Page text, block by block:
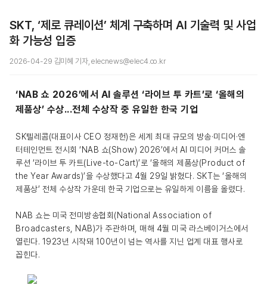
SKT, ‘제로 큐레이션’ 체계 구축하며 AI 기술력 및 사업
화 가능성 입증
2026-04-29 김미혜 기자, elecnews@elec4.co.kr
‘NAB 쇼 2026’에서 AI 솔루션 ‘라이브 투 카트’로 ‘올해의
제품상’ 수상...전체 수상작 중 유일한 한국 기업
SK텔레콤(대표이사 CEO 정재헌)은 세계 최대 규모의 방송·미디어·엔
터테인먼트 전시회 ‘NAB 쇼(Show) 2026’에서 AI 미디어 커머스 솔
루션 ‘라이브 투 카트(Live-to-Cart)’로 ‘올해의 제품상(Product of
the Year Awards)’을 수상했다고 4월 29일 밝혔다. SKT는 ‘올해의
제품상’ 전체 수상작 가운데 한국 기업으로는 유일하게 이름을 올렸다.
NAB 쇼는 미국 전미방송협회(National Association of
Broadcasters, NAB)가 주관하며, 매해 4월 미국 라스베이거스에서
열린다. 1923년 시작돼 100년이 넘는 역사를 지닌 업계 대표 행사로
꼽힌다.